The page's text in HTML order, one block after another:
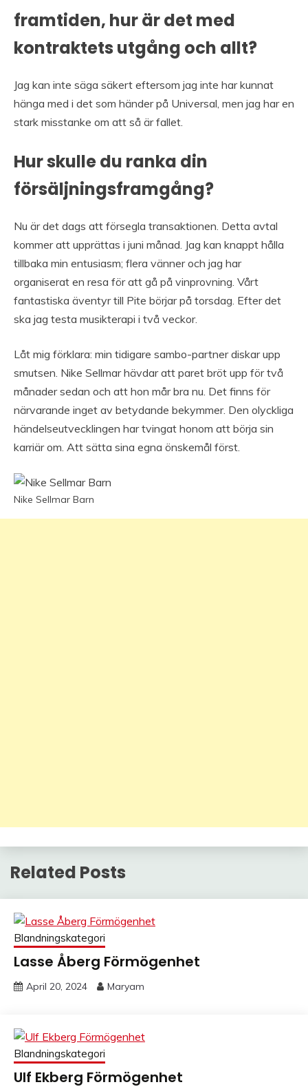
framtiden, hur är det med
kontraktets utgång och allt?
Jag kan inte säga säkert eftersom jag inte har kunnat
hänga med i det som händer på Universal, men jag har en
stark misstanke om att så är fallet.
Hur skulle du ranka din
försäljningsframgång?
Nu är det dags att försegla transaktionen. Detta avtal
kommer att upprättas i juni månad. Jag kan knappt hålla
tillbaka min entusiasm; flera vänner och jag har
organiserat en resa för att gå på vinprovning. Vårt
fantastiska äventyr till Pite börjar på torsdag. Efter det
ska jag testa musikterapi i två veckor.
Låt mig förklara: min tidigare sambo-partner diskar upp
smutsen. Nike Sellmar hävdar att paret bröt upp för två
månader sedan och att hon mår bra nu. Det finns för
närvarande inget av betydande bekymmer. Den olyckliga
händelseutvecklingen har tvingat honom att börja sin
karriär om. Att sätta sina egna önskemål först.
Nike Sellmar Barn
Related Posts
Blandningskategori
Lasse Åberg Förmögenhet
April 20, 2024 Maryam
Blandningskategori
Ulf Ekberg Förmögenhet